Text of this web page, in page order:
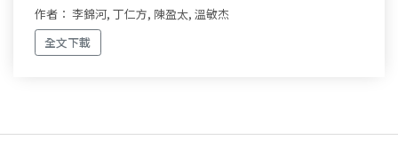
作者： 李錦河, 丁仁方, 陳盈太, 溫敏杰
全文下載